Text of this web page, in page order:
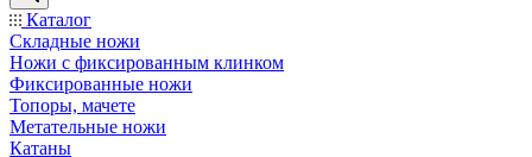
Каталог
Складные ножи
Ножи с фиксированным клинком
Фиксированные ножи
Топоры, мачете
Метательные ножи
Катаны